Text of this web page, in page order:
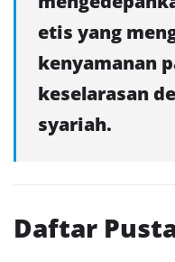
etis yang
kenyamanan
keselarasan
syariah.
Daftar